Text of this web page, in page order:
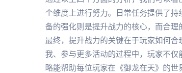
个维度上进行努力。日常任务提供了
备的强化则是提升战力的核心，而合理
最终，提升战力的关键在于玩家如何
我、参与更多活动的过程中，玩家不
略能帮助每位玩家在《御龙在天》的世